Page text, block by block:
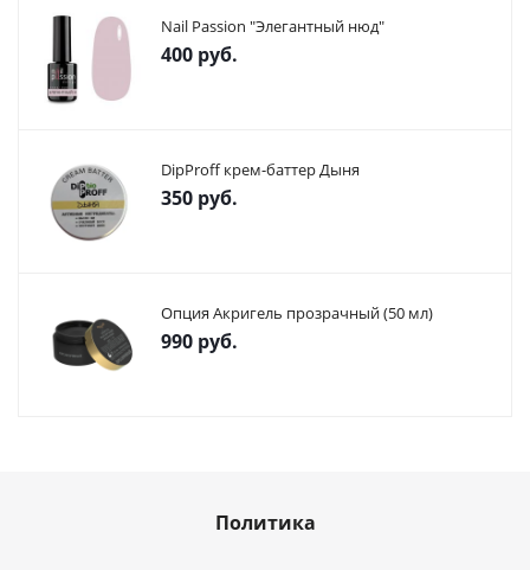
Nail Passion "Элегантный нюд"
400 руб.
DipProff крем-баттер Дыня
350 руб.
Опция Акригель прозрачный (50 мл)
990 руб.
Политика